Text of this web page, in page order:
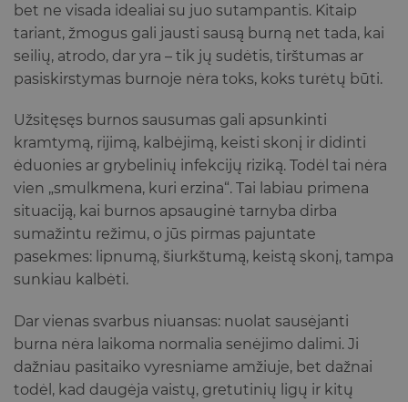
bet ne visada idealiai su juo sutampantis. Kitaip
tariant, žmogus gali jausti sausą burną net tada, kai
seilių, atrodo, dar yra – tik jų sudėtis, tirštumas ar
pasiskirstymas burnoje nėra toks, koks turėtų būti.
Užsitęsęs burnos sausumas gali apsunkinti
kramtymą, rijimą, kalbėjimą, keisti skonį ir didinti
ėduonies ar grybelinių infekcijų riziką. Todėl tai nėra
vien „smulkmena, kuri erzina“. Tai labiau primena
situaciją, kai burnos apsauginė tarnyba dirba
sumažintu režimu, o jūs pirmas pajuntate
pasekmes: lipnumą, šiurkštumą, keistą skonį, tampa
sunkiau kalbėti.
Dar vienas svarbus niuansas: nuolat sausėjanti
burna nėra laikoma normalia senėjimo dalimi. Ji
dažniau pasitaiko vyresniame amžiuje, bet dažnai
todėl, kad daugėja vaistų, gretutinių ligų ir kitų